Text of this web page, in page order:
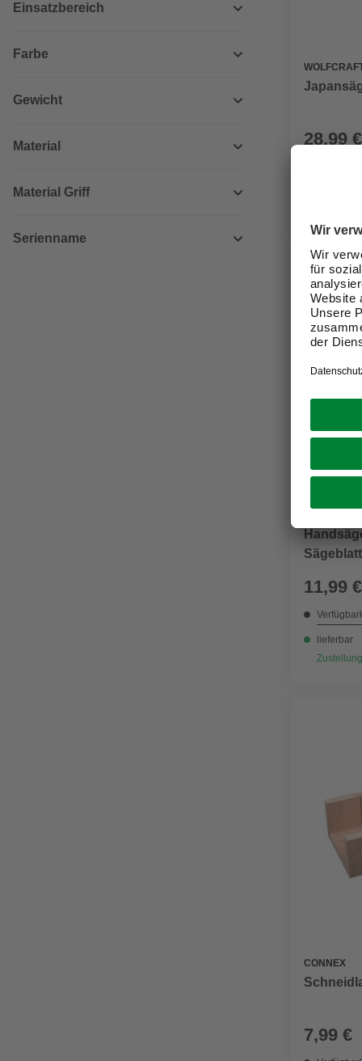
Einsatzbereich
Farbe
Gewicht
Material
Material Griff
Serienname
28,99 €
11,99 €
lieferbar
CONNEX
7,99 €